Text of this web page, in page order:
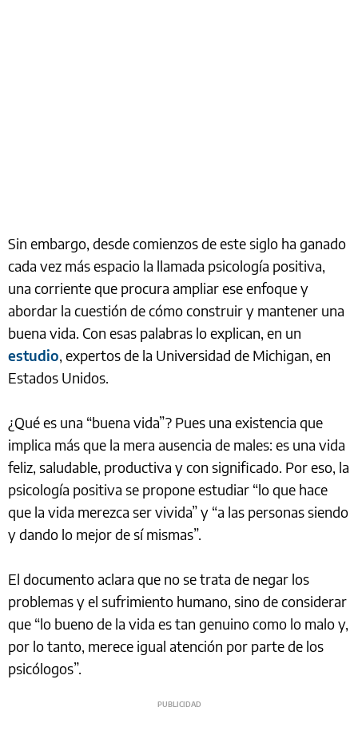
Sin embargo, desde comienzos de este siglo ha ganado
cada vez más espacio la llamada psicología positiva,
una corriente que procura ampliar ese enfoque y
abordar la cuestión de cómo construir y mantener una
buena vida. Con esas palabras lo explican, en un
estudio, expertos de la Universidad de Michigan, en
Estados Unidos.
¿Qué es una “buena vida”? Pues una existencia que
implica más que la mera ausencia de males: es una vida
feliz, saludable, productiva y con significado. Por eso, la
psicología positiva se propone estudiar “lo que hace
que la vida merezca ser vivida” y “a las personas siendo
y dando lo mejor de sí mismas”.
El documento aclara que no se trata de negar los
problemas y el sufrimiento humano, sino de considerar
que “lo bueno de la vida es tan genuino como lo malo y,
por lo tanto, merece igual atención por parte de los
psicólogos”.